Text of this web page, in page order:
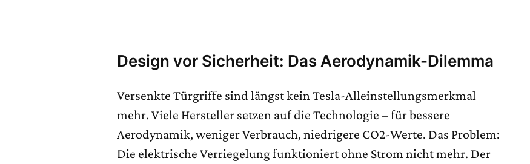
Design vor Sicherheit: Das Aerodynamik-Dilemma
Versenkte Türgriffe sind längst kein Tesla-Alleinstellungsmerkmal
mehr. Viele Hersteller setzen auf die Technologie – für bessere
Aerodynamik, weniger Verbrauch, niedrigere CO2-Werte. Das Problem:
Die elektrische Verriegelung funktioniert ohne Strom nicht mehr. Der